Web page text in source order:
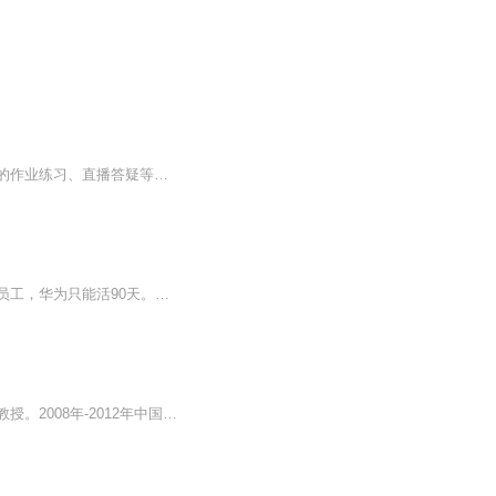
【入圈指南】本课程为线上训练营，只听音频无法完成学习！您付费的内容包括了微信群内的作业练习、直播答疑等服务，购课后请务必【添加萌姐助手微信：mengyakeji007】加助手微信时，请标注来自喜马拉雅课程《2021财富思维圈》，助教将邀请您进群学习。添加...
孙杨无证驾驶，损失超一亿；俏江南因一条鱼绝缘上市，创始人痛苦落泪；任正非变相激励员工，华为只能活90天。这一切事件的背后都暴露出一个公开秘密：危机管理太重要，稍有疏忽就万劫不复。如何预见危机？点击本课，分分钟搞定。
王微，著名危机管理专家。原北大风险与危机管理研究室主任。清华大学继续教育学院主讲教授。2008年-2012年中国最具影响力百强专家第三名